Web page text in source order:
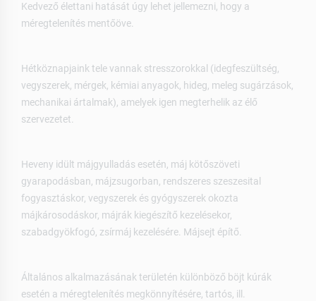
Kedvező élettani hatását úgy lehet jellemezni, hogy a
méregtelenítés mentőöve.
Hétköznapjaink tele vannak stresszorokkal (idegfeszültség,
vegyszerek, mérgek, kémiai anyagok, hideg, meleg sugárzások,
mechanikai ártalmak), amelyek igen megterhelik az élő
szervezetet.
Heveny idült májgyulladás esetén, máj kötőszöveti
gyarapodásban, májzsugorban, rendszeres szeszesital
fogyasztáskor, vegyszerek és gyógyszerek okozta
májkárosodáskor, májrák kiegészítő kezelésekor,
szabadgyökfogó, zsírmáj kezelésére. Májsejt építő.
Általános alkalmazásának területén különböző böjt kúrák
esetén a méregtelenítés megkönnyítésére, tartós, ill.